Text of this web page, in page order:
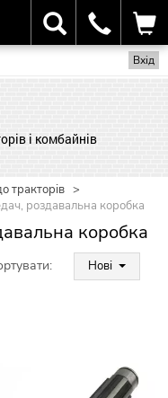
Вхід
і комбайнів
тракторів >
роздавальна коробка
коробка
Нові